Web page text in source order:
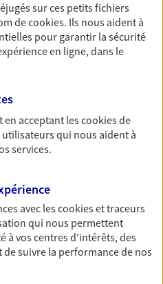
à votre épargne : achat
ou voyage autour
votre rythme et
profil.
nouveau chapitre de
d'un expert. Découvrez
Epargne Retraite)
la retraite.
sur ces petits fichiers
decookies. Ils nous aident à
pour garantir la sécurité
en ligne, dans le
en acceptant lescookiesde
utilisateurs qui nous aident à
services.
avec lescookies et traceurs
qui nous permettent
à vos centres d'intérêts, des
suivre la performance de nos